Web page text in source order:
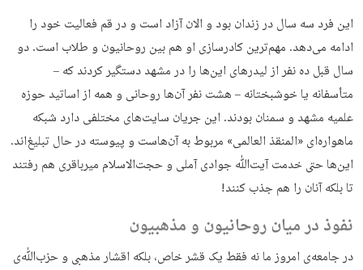
این فرد سه سال در زندان بود و الان آزاد است و در قم فعالیت خود را
ادامه می‌دهد. مهم‌ترین کادرسازی او هم بین روحانیون و طلاب است. دو
سال قبل ده نفر از لیدرهای این‌ها را در مشهد دستگیر کردند که –
متأسفانه یا خوشبختانه – هشت نفر آن‌ها روحانی و همه از اساتید حوزه
علمیه مشهد و سمنان بودند. این جریان سایت‌های مختلفی دارد شبکه
ماهواره‌ای «المنقذ العالمی» مربوط به آن‌هاست و پیوسته در حال تبلیغ‌اند.
این‌ها حتی خدمت آیت‌ﷲ جوادی آملی و حجت‌الاسلام میرباقری هم رفتند
تا بلکه آنان را هم جذب کنند!
نفوذ در میان روحانیون و مذهبیون
در جامعه‌ی امروز ما نه فقط یک قشر خاص، بلکه اقشار مذهبی و حزب‌ﷲی